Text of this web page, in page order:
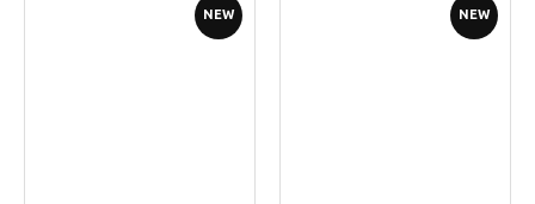
NEW NEW